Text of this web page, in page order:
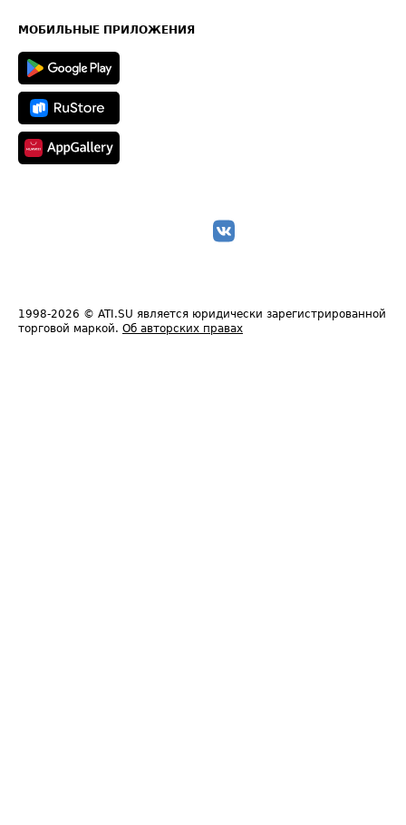
Техническая информация
МОБИЛЬНЫЕ ПРИЛОЖЕНИЯ
1998-2026 © ATI.SU является юридически зарегистрированной
торговой маркой. Об авторских правах